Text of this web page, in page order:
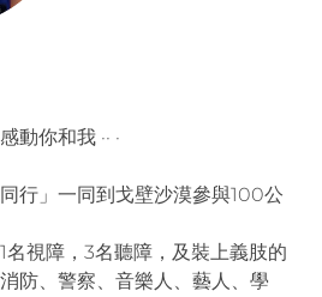
動你和我 ·· ·
行」一同到戈壁沙漠參與100公
名視障，3名聽障，及裝上義肢的
防、警察、音樂人、藝人、學